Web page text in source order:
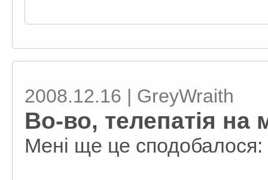
2008.12.16 | GreyWraith
Во-во, телепатія на
Мені ще це сподобалося: